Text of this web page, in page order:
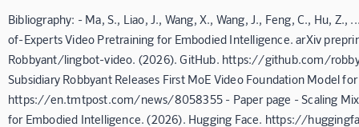
Bibliography: - Ma, S., Liao, J., Wang, X., Wang, J., Feng, C., Hu,
of-Experts Video Pretraining for Embodied Intelligence. arXiv
Robbyant/lingbot-video. (2026). GitHub. https://github.com/
Subsidiary Robbyant Releases First MoE Video Foundation Model
https://en.tmtpost.com/news/8058355 - Paper page - Scaling
for Embodied Intelligence. (2026). Hugging Face. https://